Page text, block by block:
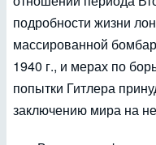
подробности жизни
массированной
1940 г., и мерах по
попытки Гитлера
заключению мира на